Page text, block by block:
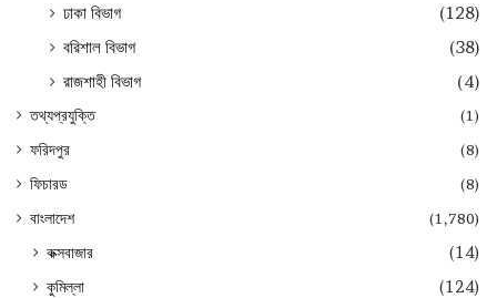
ঢাকা বিভাগ
(128)
বরিশাল বিভাগ
(38)
রাজশাহী বিভাগ
(4)
তথ্যপ্রযুক্তি
(1)
ফরিদপুর
(8)
ফিচারড
(8)
বাংলাদেশ
(1,780)
কক্সবাজার
(14)
কুমিল্লা
(124)